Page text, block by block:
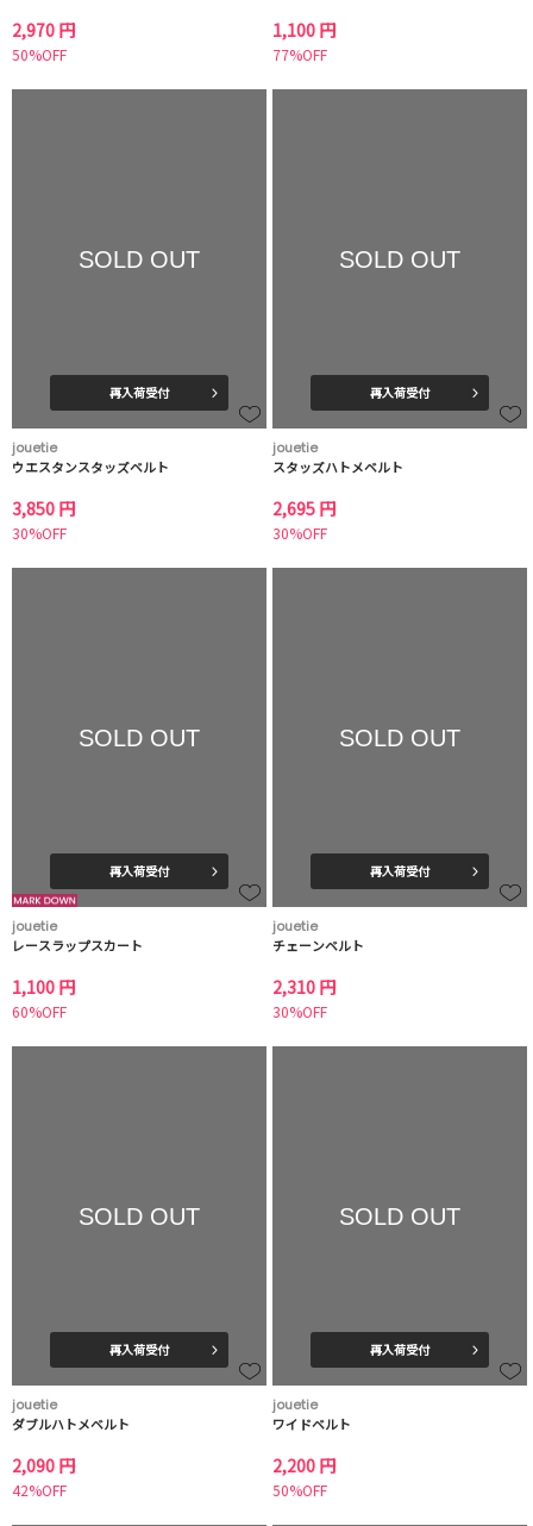
2,970 円
50%OFF
1,100 円
77%OFF
SOLD OUT
再入荷受付
jouetie
ウエスタンスタッズベルト
3,850 円
30%OFF
SOLD OUT
再入荷受付
jouetie
スタッズハトメベルト
2,695 円
30%OFF
SOLD OUT
再入荷受付
jouetie
レースラップスカート
1,100 円
60%OFF
SOLD OUT
再入荷受付
jouetie
チェーンベルト
2,310 円
30%OFF
SOLD OUT
再入荷受付
jouetie
ダブルハトメベルト
2,090 円
42%OFF
SOLD OUT
再入荷受付
jouetie
ワイドベルト
2,200 円
50%OFF